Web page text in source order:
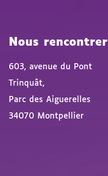
Nous rencontrer
603, avenue du Pont
Trinquât,
Parc des Aiguerelles
34070 Montpellier